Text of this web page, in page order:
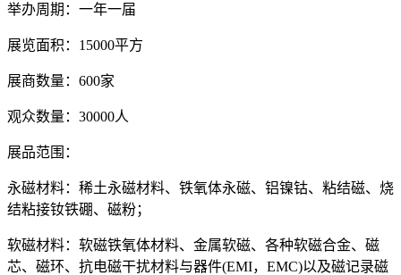
举办周期：一年一届
展览面积：15000平方
展商数量：600家
观众数量：30000人
展品范围：
永磁材料：稀土永磁材料、铁氧体永磁、铝镍钴、粘结磁、烧
结粘接钕铁硼、磁粉；
软磁材料：软磁铁氧体材料、金属软磁、各种软磁合金、磁
芯、磁环、抗电磁干扰材料与器件(EMI，EMC)以及磁记录磁